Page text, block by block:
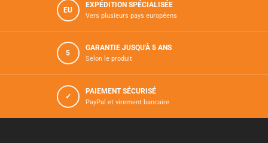
EU
EXPÉDITION SPÉCIALISÉE
Vers plusieurs pays européens
5
GARANTIE JUSQU'À 5 ANS
Selon le produit
✓
PAIEMENT SÉCURISÉ
PayPal et virement bancaire